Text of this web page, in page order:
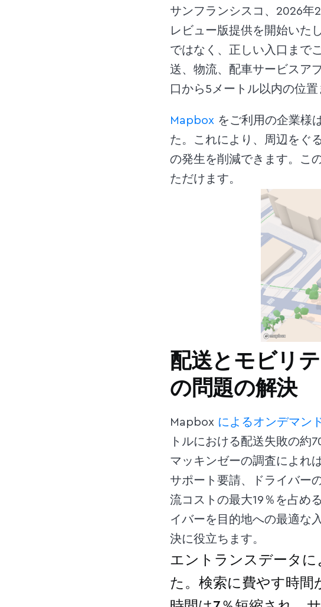
サンフランシスコ、2026年
レビュー版提供を開始いた
ではなく、正しい入口まで
送、物流、配車サービスア
口から5メートル以内の位
Mapbox をご利用の企業様
た。これにより、周辺をぐ
の発生を削減できます。こ
ただけます。
配送とモビリ
の問題の解決
Mapbox によるオンデマン
トルにおける配送失敗の約
マッキンゼーの調査によれ
サポート要請、ドライバー
流コストの最大19％を占め
イバーを目的地への最適な
決に役立ちます。
エントランスデータ
た。検索に費やす時間